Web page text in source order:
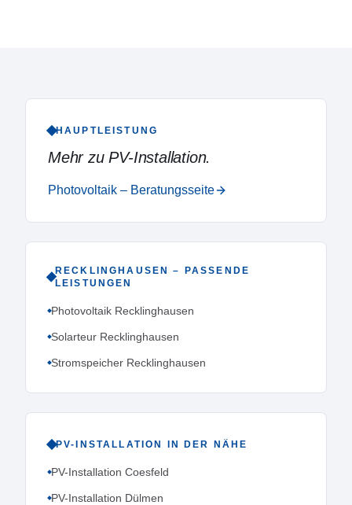
HAUPTLEISTUNG
Mehr zuPV-Installation.
Photovoltaik – Beratungsseite
RECKLINGHAUSEN
– PASSENDE
LEISTUNGEN
Photovoltaik Recklinghausen
Solarteur Recklinghausen
Stromspeicher Recklinghausen
PV-INSTALLATION IN DER NÄHE
PV-Installation Coesfeld
PV-Installation Dülmen